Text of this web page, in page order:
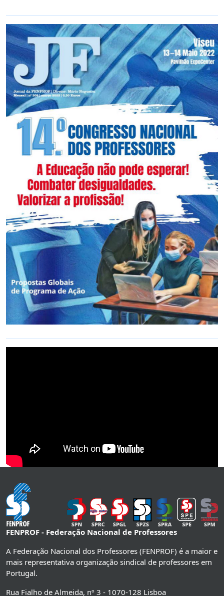
FENPROF - Federação Nacional de Professores
A Federação Nacional dos Professores (FENPROF) é a maior e
mais representativa organização sindical de professores em
Portugal.
Rua Fialho de Almeida, nº 3 - 1070-128 Lisboa